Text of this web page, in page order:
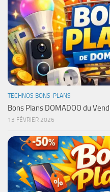
TECHNOS BONS-PLANS
Bons Plans DOMADOO du
13 FÉVRIER 2026